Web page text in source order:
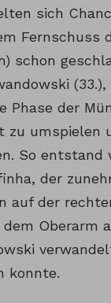
sich
Fernschuss
schon
Phase der
zu umspielen
So
der
auf der
Oberarm
konnte.